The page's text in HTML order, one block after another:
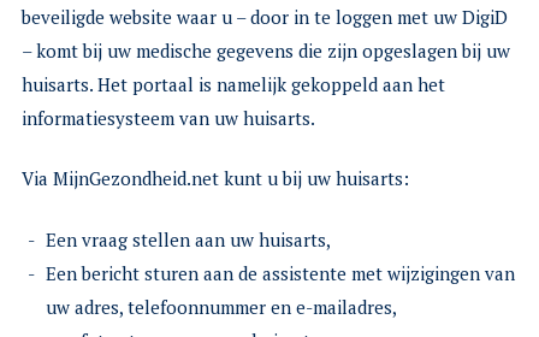
beveiligde website waar u – door in te loggen met uw DigiD
– komt bij uw medische gegevens die zijn opgeslagen bij uw
huisarts. Het portaal is namelijk gekoppeld aan het
informatiesysteem van uw huisarts.
Via MijnGezondheid.net kunt u bij uw huisarts:
Een vraag stellen aan uw huisarts,
Een bericht sturen aan de assistente met wijzigingen van
uw adres, telefoonnummer en e-mailadres,